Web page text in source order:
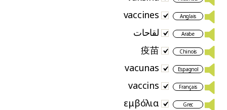
Anglais
vaccines
Arabe لقاحات
Chinois
疫苗
Espagnol
vacunas
Français
vaccins
Grec
εμβόλια